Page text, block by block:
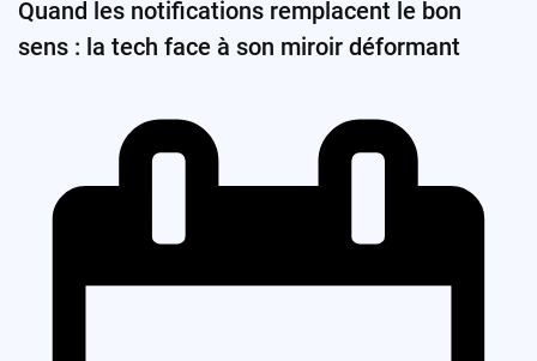
Quand les notifications remplacent le bon
sens : la tech face à son miroir déformant